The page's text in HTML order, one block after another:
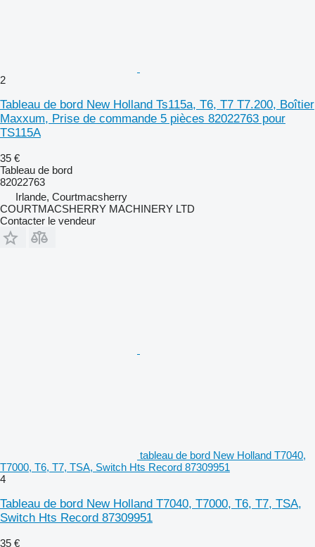
2
Tableau de bord New Holland Ts115a, T6, T7 T7.200, Boîtier
Maxxum, Prise de commande 5 pièces 82022763 pour
TS115A
35 €
Tableau de bord
82022763
Irlande, Courtmacsherry
COURTMACSHERRY MACHINERY LTD
Contacter le vendeur
tableau de bord New Holland T7040,
T7000, T6, T7, TSA, Switch Hts Record 87309951
4
Tableau de bord New Holland T7040, T7000, T6, T7, TSA,
Switch Hts Record 87309951
35 €